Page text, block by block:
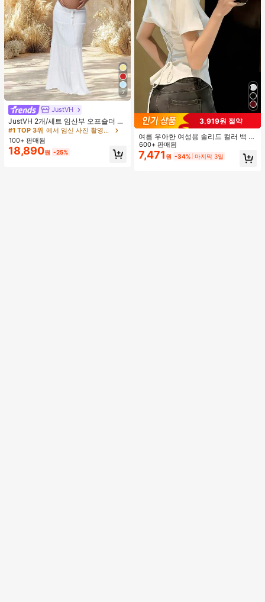
7
JustVH
JustVH 2개/세트 임산부 오프숄더 러
플 헴 크롭 탑과 플로잉 맥시 스커트
세트, 사진 촬영과 비치웨어에 적합한
봄 화이트 가을
#1 TOP 3위
에서 임신 사진 촬영용 의상
100+ 판매됨
18,890원 -25%
3,919원 절약
여름 우아한 여성용 솔리드 컬러 백 타
이 셔츠 (참고: 가볍고 통기성 있는 얇
은 스타일) 허리 드로스트링 디자인 화
이트, 조용한 럭셔리
600+ 판매됨
7,471 원 -34% 마지막 3일